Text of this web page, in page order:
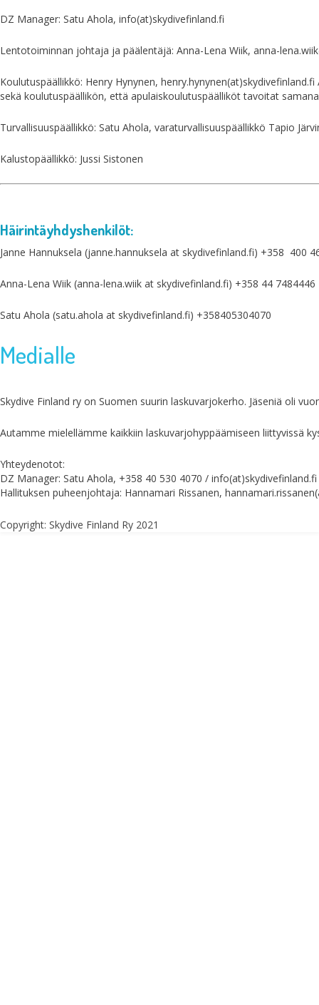
DZ Manager: Satu Ahola, info(at)skydivefinland.fi
Lentotoiminnan johtaja ja päälentäjä: Anna-Lena Wiik, anna-
Koulutuspäällikkö: Henry Hynynen,
sekä koulutuspäällikön, että apulaiskoulutuspäälliköt tavoitat
Turvallisuuspäällikkö: Satu Ahola, varaturvallisuuspäällikkö Tapio
Kalustopäällikkö: Jussi Sistonen
Häirintäyhdyshenkilöt:
Janne Hannuksela (janne.hannuksela at skydivefinland.fi) +358 400
Anna-Lena Wiik (anna-lena.wiik at skydivefinland.fi) +358 44 7484446
Satu Ahola (satu.ahola at skydivefinland.fi) +358405304070
Medialle
Skydive Finland ry on Suomen suurin laskuvarjokerho. Jäseniä oli
Autamme mielellämme kaikkiin laskuvarjohyppäämiseen liittyvissä
Yhteydenotot:
DZ Manager: Satu Ahola, +358 40 530 4070 / info(at)skydivefinland.fi
Hallituksen puheenjohtaja: Hannamari Rissanen,
Copyright: Skydive Finland Ry 2021